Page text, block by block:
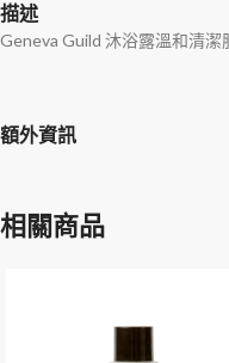
描述
Geneva Guild 沐浴露溫和清潔
額外資訊
相關商品